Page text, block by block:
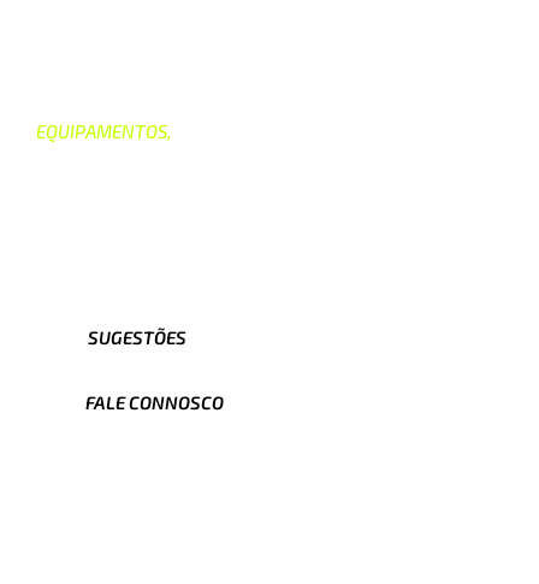
EQUIPAMENTOS,
SUGESTÕES
FALE CONNOSCO